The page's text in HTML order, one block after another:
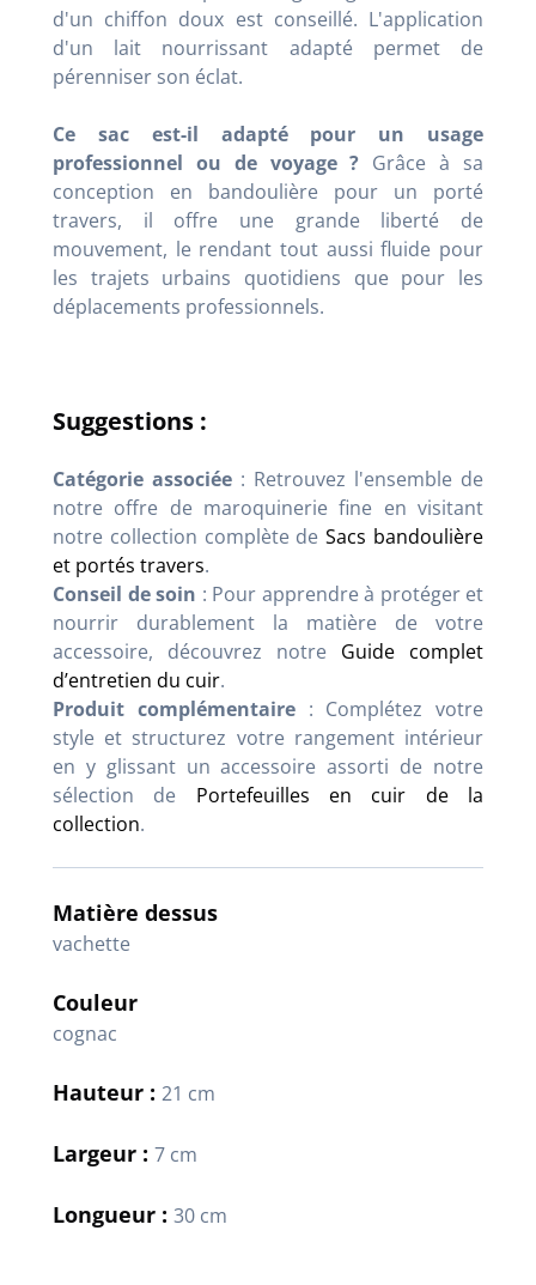
d'un chiffon doux est conseillé. L'application
d'un lait nourrissant adapté permet de
pérenniser son éclat.
Ce sac est-il adapté pour un usage
professionnel ou de voyage ? Grâce à sa
conception en bandoulière pour un porté
travers, il offre une grande liberté de
mouvement, le rendant tout aussi fluide pour
les trajets urbains quotidiens que pour les
déplacements professionnels.
Suggestions :
Catégorie associée : Retrouvez l'ensemble de
notre offre de maroquinerie fine en visitant
notre collection complète deSacs bandoulière
et portés travers.
Conseil de soin : Pour apprendre à protéger et
nourrir durablement la matière de votre
accessoire, découvrez notre Guide complet
d’entretien du cuir.
Produit complémentaire: Complétez votre
style et structurez votre rangement intérieur
en y glissant un accessoire assorti de notre
sélection de Portefeuilles en cuir de la
collection.
Matière dessus
vachette
Couleur
cognac
Hauteur : 21 cm
Largeur : 7 cm
Longueur : 30 cm